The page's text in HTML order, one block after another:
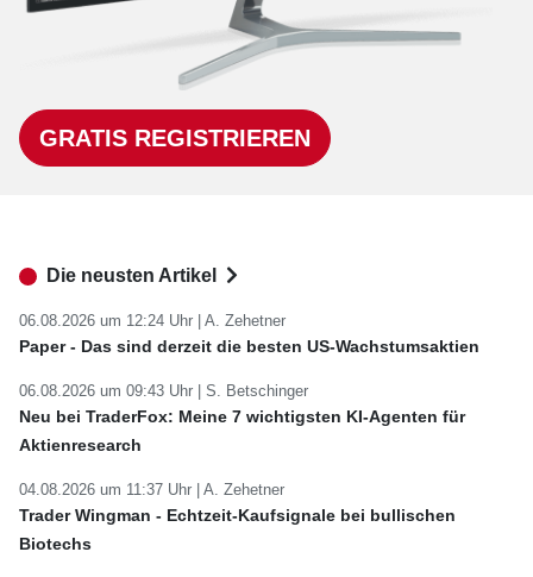
GRATIS REGISTRIEREN
Die neusten Artikel
06.08.2026 um 12:24 Uhr | A. Zehetner
Paper - Das sind derzeit die besten US-Wachstumsaktien
06.08.2026 um 09:43 Uhr | S. Betschinger
Neu bei TraderFox: Meine 7 wichtigsten KI-Agenten für
Aktienresearch
04.08.2026 um 11:37 Uhr | A. Zehetner
Trader Wingman - Echtzeit-Kaufsignale bei bullischen
Biotechs